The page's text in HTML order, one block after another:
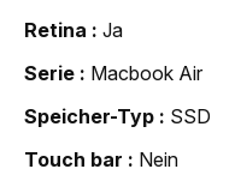
Retina
Ja
Serie
Macbook Air
Speicher-Typ
SSD
Touch bar
Nein